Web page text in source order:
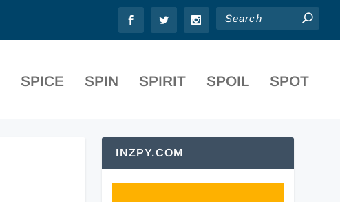
SPICE SPIN SPIRIT SPOIL SPOT
INZPY.COM